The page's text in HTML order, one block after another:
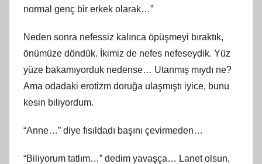
normal genç bir erkek olarak…”
Neden sonra nefessiz kalınca öpüşmeyi bıraktık,
önümüze döndük. İkimiz de nefes nefeseydik. Yüz
yüze bakamıyorduk nedense… Utanmış mıydı ne?
Ama odadaki erotizm doruğa ulaşmıştı iyice, bunu
kesin biliyordum.
“Anne…” diye fısıldadı başını çevirmeden…
“Biliyorum tatlım…” dedim yavaşça… Lanet olsun,